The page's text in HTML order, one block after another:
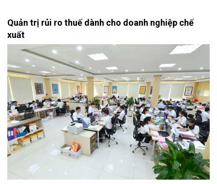
Quản trị rủi ro thuế dành cho doanh nghiệp chế
xuất